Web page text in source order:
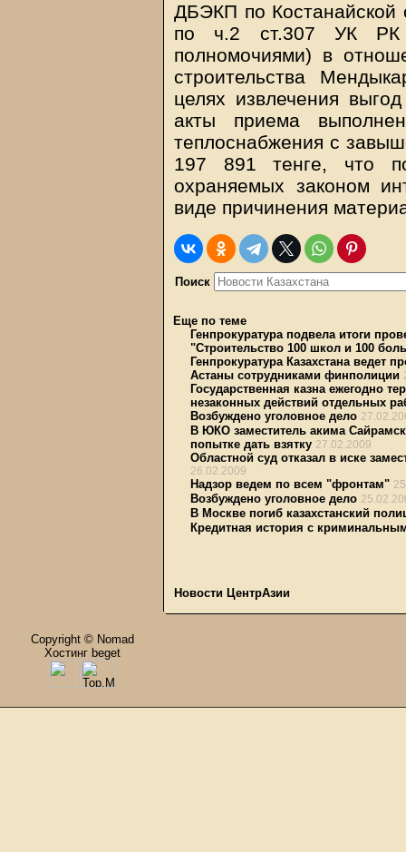
ДБЭКП по Костанайской
по ч.2 ст.307 УК РК
полномочиями) в
строительства
целях извлечения
акты приема
теплоснабжения с
197 891 тенге, что
охраняемых законом
виде причинения
Поиск
Еще по теме
Генпрокуратура подвела итоги
"Строительство 100 школ и 100
Генпрокуратура Казахстана ведет
Астаны сотрудниками финполиции
Государственная казна ежегодно
незаконных действий отдельных
Возбуждено уголовное дело
В ЮКО заместитель акима
попытке дать взятку 27.02.2009
Областной суд отказал в иске
26.02.2009
Надзор ведем по всем "фронтам"
Возбуждено уголовное дело
В Москве погиб казахстанский
Кредитная история с
Новости ЦентрАзии
Copyright © Nomad
Хостинг beget